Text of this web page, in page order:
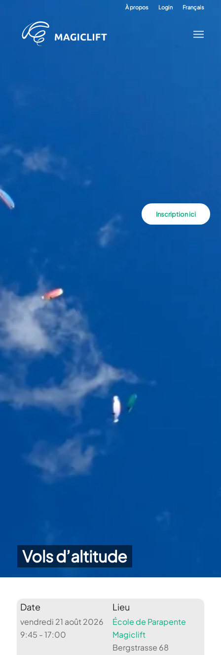
À propos Login Français
Vols d’altitude
Inscription ici
Date
vendredi 21 août 2026
9:45 - 17:00
Lieu
École de Parapente
Magiclift
Bergstrasse 68